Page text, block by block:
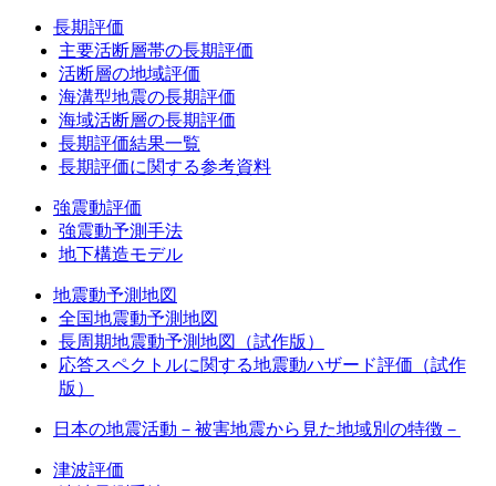
長期評価
主要活断層帯の長期評価
活断層の地域評価
海溝型地震の長期評価
海域活断層の長期評価
長期評価結果一覧
長期評価に関する参考資料
強震動評価
強震動予測手法
地下構造モデル
地震動予測地図
全国地震動予測地図
長周期地震動予測地図（試作版）
応答スペクトルに関する地震動ハザード評価（試作
版）
日本の地震活動－被害地震から見た地域別の特徴－
津波評価